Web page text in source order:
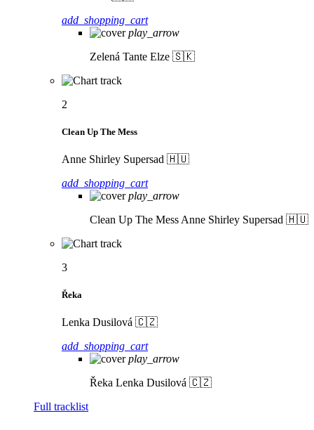
add_shopping_cart
play_arrow
Zelená Tante Elze 🇸🇰
2
Clean Up The Mess
Anne Shirley Supersad 🇭🇺
add_shopping_cart
play_arrow
Clean Up The Mess Anne Shirley Supersad 🇭🇺
3
Řeka
Lenka Dusilová 🇨🇿
add_shopping_cart
play_arrow
Řeka Lenka Dusilová 🇨🇿
Full tracklist